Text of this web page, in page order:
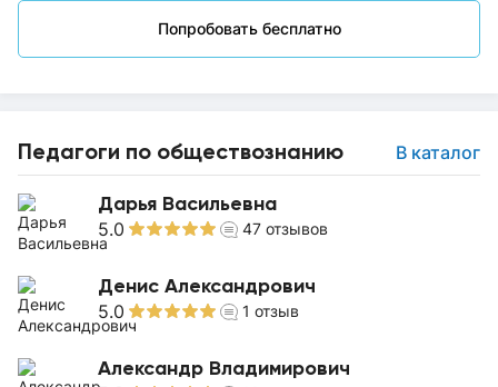
Попробовать бесплатно
Педагоги по обществознанию В каталог
Дарья Васильевна
5.0 47 отзывов
Денис Александрович
5.0 1 отзыв
Александр Владимирович